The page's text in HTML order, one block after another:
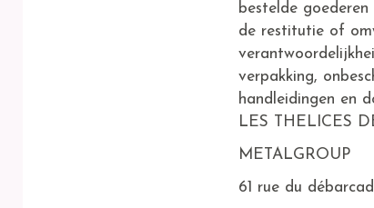
bestelde
de restitutie of
verpakking,
handleidingen en
LES THELICES
METALGROUP
61 rue du